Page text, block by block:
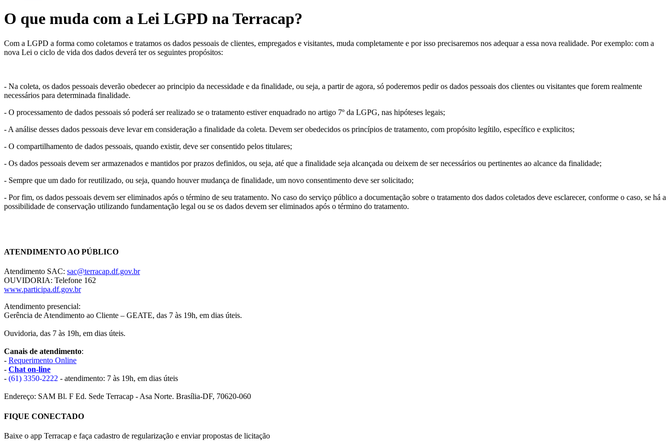
O que muda com a Lei LGPD na Terracap?
Com a LGPD a forma como coletamos e tratamos os dados pessoais de clientes, empregados e visitantes, muda completamente e por isso precisaremos nos adequar a essa nova realidade. Por exemplo: com a
nova Lei o ciclo de vida dos dados deverá ter os seguintes propósitos:
- Na coleta, os dados pessoais deverão obedecer ao principio da necessidade e da finalidade, ou seja, a partir de agora, só poderemos pedir os dados pessoais dos clientes ou visitantes que forem realmente
necessários para determinada finalidade.
- O processamento de dados pessoais só poderá ser realizado se o tratamento estiver enquadrado no artigo 7º da LGPG, nas hipóteses legais;
- A análise desses dados pessoais deve levar em consideração a finalidade da coleta. Devem ser obedecidos os princípios de tratamento, com propósito legítilo, específico e explicitos;
- O compartilhamento de dados pessoais, quando existir, deve ser consentido pelos titulares;
- Os dados pessoais devem ser armazenados e mantidos por prazos definidos, ou seja, até que a finalidade seja alcançada ou deixem de ser necessários ou pertinentes ao alcance da finalidade;
- Sempre que um dado for reutilizado, ou seja, quando houver mudança de finalidade, um novo consentimento deve ser solicitado;
- Por fim, os dados pessoais devem ser eliminados após o término de seu tratamento. No caso do serviço público a documentação sobre o tratamento dos dados coletados deve esclarecer, conforme o caso, se há a
possibilidade de conservação utilizando fundamentação legal ou se os dados devem ser eliminados após o término do tratamento.
ATENDIMENTO AO PÚBLICO
Atendimento SAC: sac@terracap.df.gov.br
OUVIDORIA: Telefone 162
www.participa.df.gov.br
Atendimento presencial:
Gerência de Atendimento ao Cliente – GEATE, das 7 às 19h, em dias úteis.
Ouvidoria, das 7 às 19h, em dias úteis.
Canais de atendimento:
- Requerimento Online
- Chat on-line
- (61) 3350-2222 - atendimento: 7 às 19h, em dias úteis
Endereço: SAM Bl. F Ed. Sede Terracap - Asa Norte. Brasília-DF, 70620-060
FIQUE CONECTADO
Baixe o app Terracap e faça cadastro de regularização e enviar propostas de licitação